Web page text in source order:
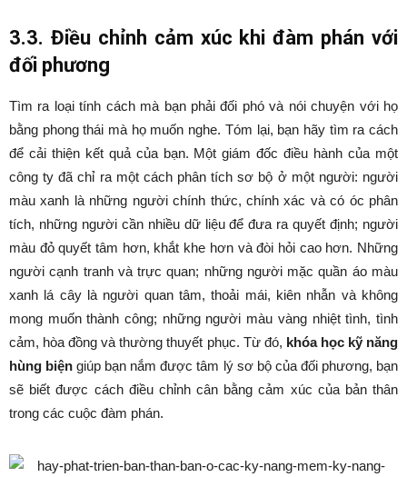
3.3. Điều chỉnh cảm xúc khi đàm phán với
đối phương
Tìm ra loại tính cách mà bạn phải đối phó và nói chuyện với họ
bằng phong thái mà họ muốn nghe. Tóm lại, bạn hãy tìm ra cách
để cải thiện kết quả của bạn. Một giám đốc điều hành của một
công ty đã chỉ ra một cách phân tích sơ bộ ở một người: người
màu xanh là những người chính thức, chính xác và có óc phân
tích, những người cần nhiều dữ liệu để đưa ra quyết định; người
màu đỏ quyết tâm hơn, khắt khe hơn và đòi hỏi cao hơn. Những
người cạnh tranh và trực quan; những người mặc quần áo màu
xanh lá cây là người quan tâm, thoải mái, kiên nhẫn và không
mong muốn thành công; những người màu vàng nhiệt tình, tình
cảm, hòa đồng và thường thuyết phục. Từ đó, khóa học kỹ năng
hùng biện giúp bạn nắm được tâm lý sơ bộ của đối phương, bạn
sẽ biết được cách điều chỉnh cân bằng cảm xúc của bản thân
trong các cuộc đàm phán.